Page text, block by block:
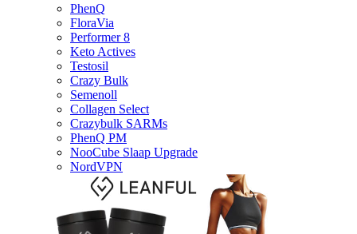
PhenQ
FloraVia
Performer 8
Keto Actives
Testosil
Crazy Bulk
Semenoll
Collagen Select
Crazybulk SARMs
PhenQ PM
NooCube Slaap Upgrade
NordVPN